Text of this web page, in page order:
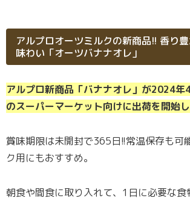
アルプロオーツミルクの新商品!! 香り
味わい「オーツバナナオレ」
アルプロ新商品「バナナオレ」が2024年
のスーパーマーケット向けに出荷を開始
賞味期限は未開封で365日!!常温保存も可
ク用にもおすすめ。
朝食や間食に取り入れて、1日に必要な食